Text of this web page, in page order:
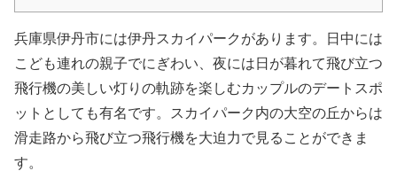
兵庫県伊丹市には伊丹スカイパークがあります。日中には
こども連れの親子でにぎわい、夜には日が暮れて飛び立つ
飛行機の美しい灯りの軌跡を楽しむカップルのデートスポ
ットとしても有名です。スカイパーク内の大空の丘からは
滑走路から飛び立つ飛行機を大迫力で見ることができま
す。